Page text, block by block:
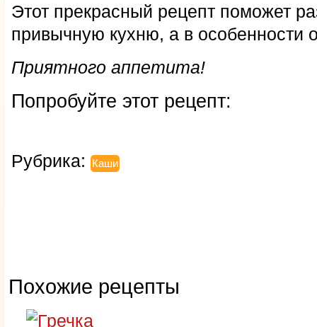
Этот прекрасный рецепт поможет
привычную кухню, а в особенности
Приятного аппетита!
Попробуйте этот рецепт:
Рубрика: Каши
Похожие рецепты